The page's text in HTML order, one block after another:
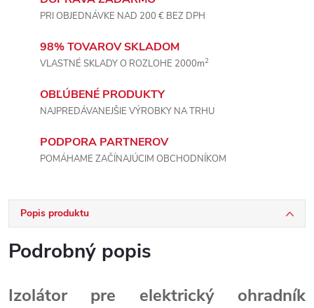
PRI OBJEDNÁVKE NAD 200 € BEZ DPH
98% TOVAROV SKLADOM
VLASTNÉ SKLADY O ROZLOHE 2000m2
OBĽÚBENÉ PRODUKTY
NAJPREDÁVANEJŠIE VÝROBKY NA TRHU
PODPORA PARTNEROV
POMÁHAME ZAČÍNAJÚCIM OBCHODNÍKOM
Popis produktu
Podrobný popis
Izolátor pre elektrický ohradník